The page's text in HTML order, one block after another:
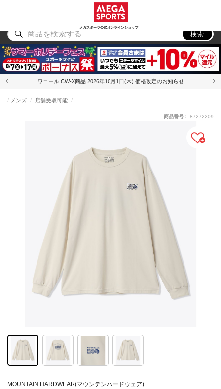
メガスポーツ公式オンラインショップ
アウトドア
検索
ワコール CW-X商品 2026年10月1日(木) 価格改定のお知らせ
MOUNTAIN HARDWEAR(マウンテンハードウェア)
メンズ 店舗受取可能
商品番号： 87272209